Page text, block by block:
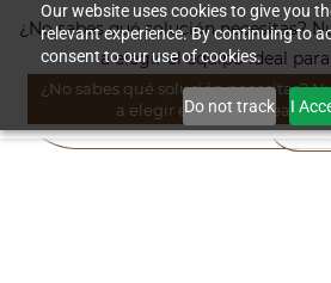
Our website uses cookies to give you
relevant experience. By continuing to
consent to our use of cookies.
Do not track I
Skip to
main
content
¿No sabes qué solución necesitas?
a elegir el equipo ideal
¿No sabes qué solución necesitas?
a elegir el equipo ideal